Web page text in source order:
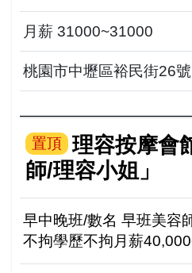
務。 2.提供聯繫或廣播的服務。 3.保持接待環
境的整潔。 4.處理
月薪 31000~31000
桃園市中壢區裕民街26
置頂
理容按摩會
師/理容小姐」
早中晚班/數名 早班美容師 桃園市中壢區經歷
不拘學歷不拘月薪
車站.圖書館附近) 月休